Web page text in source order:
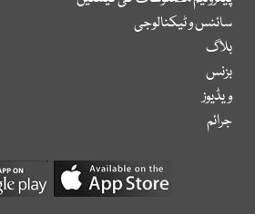
سائنس و ٹیکنالوجی
بلاگ
بزنس
ویڈیوز
جرائم